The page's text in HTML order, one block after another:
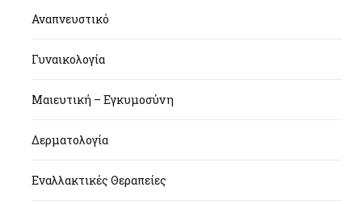
Αναπνευστικό
Γυναικολογία
Μαιευτική – Εγκυμοσύνη
Δερματολογία
Εναλλακτικές Θεραπείες